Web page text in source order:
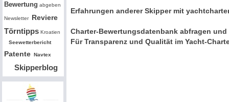
Bewertung abgeben
Newsletter Reviere
Törntipps Kroatien
Seewetterbericht
Patente Navtex
Skipperblog
Erfahrungen anderer Skipper mit
Charter-Bewertungsdatenbank abfragen
Für Transparenz und Qualität im Yacht-